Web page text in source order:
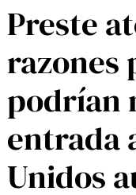
Preste
razones
podrían
entrada
Unidos